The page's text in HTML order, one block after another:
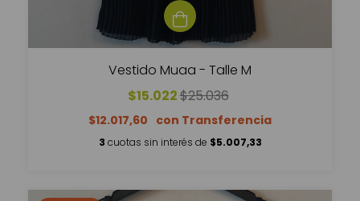
Vestido Muaa - Talle M
$15.022$25.036
$12.017,60
3 cuotas sin interés de $5.007,33